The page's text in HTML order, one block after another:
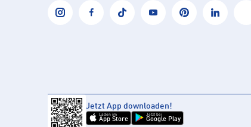
Jetzt App downloaden!
Laden im
App Store
Jetzt bei
Google Play